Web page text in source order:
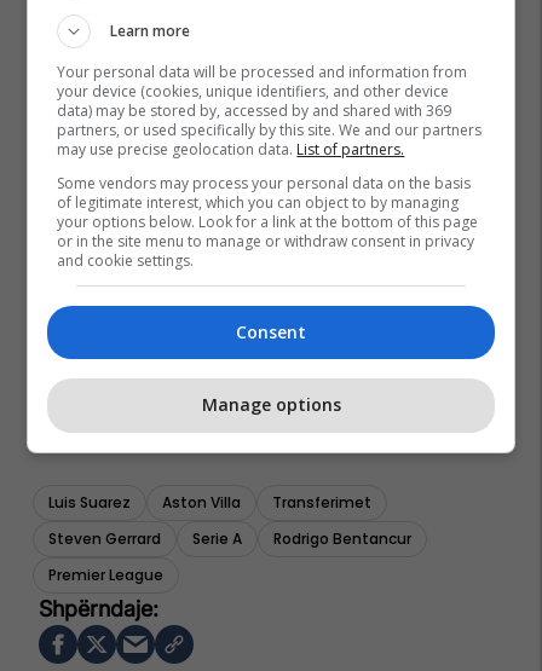
Luis Suarez Aston Villa
Transferimet
Steven Gerrard
Serie A
Rodrigo Bentancur
Premier League
Learn more
Your personal data will be processed and information from
your device (cookies, unique identifiers, and other device
data) may be stored by, accessed by and shared with 369
partners, or used specifically by this site. We and our partners
may use precise geolocation data. List of partners.
Some vendors may process your personal data on the basis
of legitimate interest, which you can object to by managing
your options below. Look for a link at the bottom of this page
or in the site menu to manage or withdraw consent in privacy
and cookie settings.
Consent
Manage options